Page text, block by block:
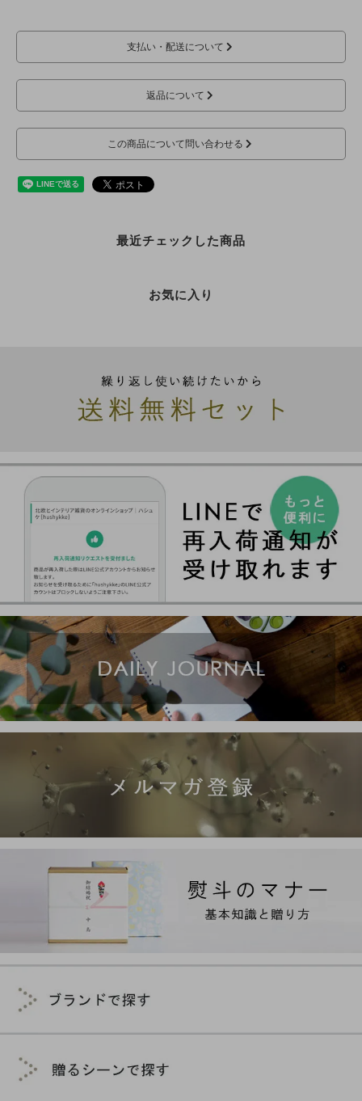
支払い・配送について
返品について
この商品について問い合わせる
最近チェックした商品
お気に入り